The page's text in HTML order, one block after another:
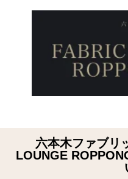
六本木ファブリ
LOUNGE